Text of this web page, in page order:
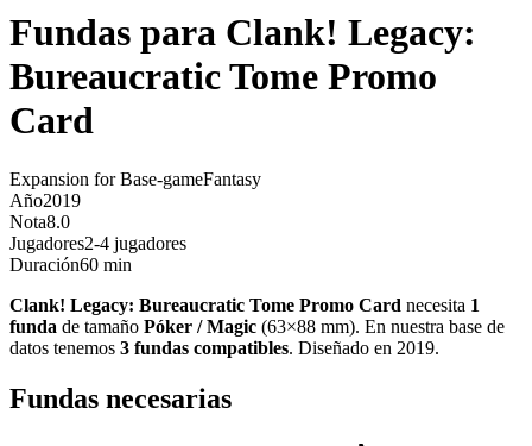
Fundas para Clank! Legacy:
Bureaucratic Tome Promo
Card
Expansion for Base-gameFantasy
Año2019
Nota8.0
Jugadores2-4 jugadores
Duración60 min
Clank! Legacy: Bureaucratic Tome Promo Card necesita 1
funda de tamaño Póker / Magic (63×88 mm). En nuestra base de
datos tenemos 3 fundas compatibles. Diseñado en 2019.
Fundas necesarias